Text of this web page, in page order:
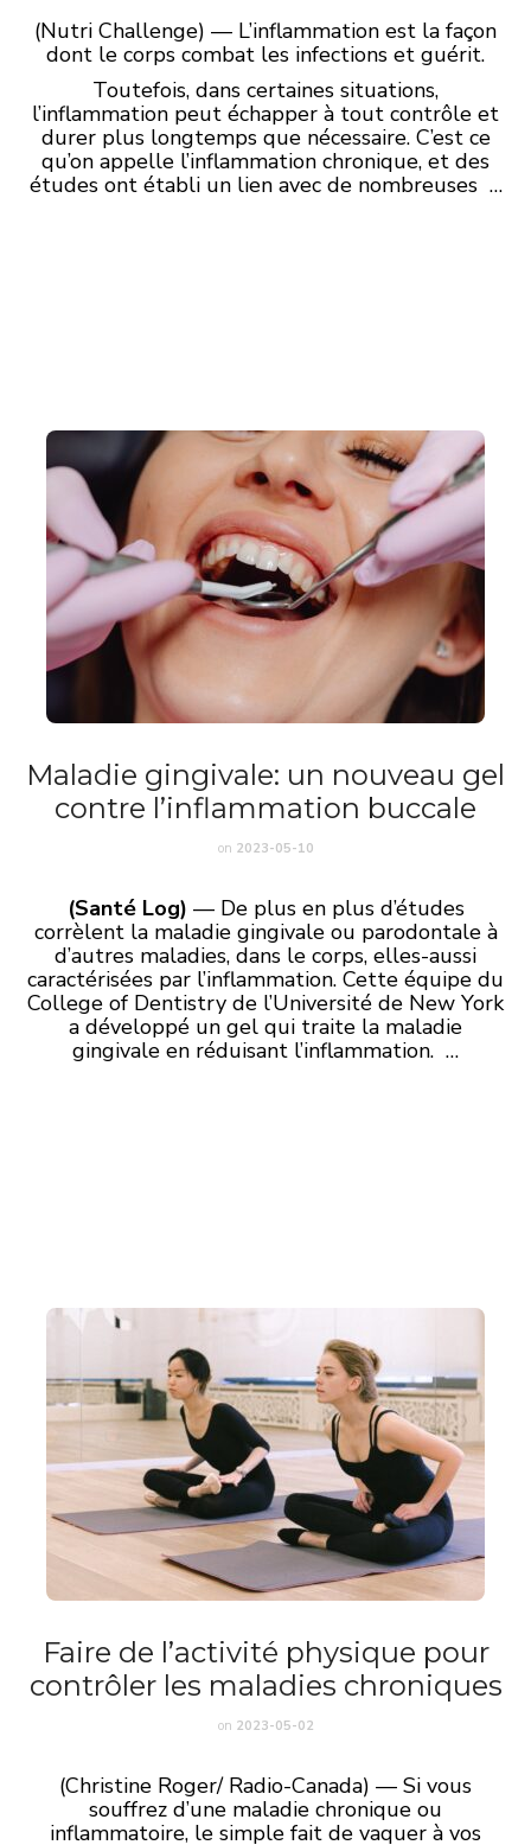
(Nutri Challenge) — L’inflammation est la façon
dont le corps combat les infections et guérit.
Toutefois, dans certaines situations,
l’inflammation peut échapper à tout contrôle et
durer plus longtemps que nécessaire. C’est ce
qu’on appelle l’inflammation chronique, et des
études ont établi un lien avec de nombreuses …
Maladie gingivale: un nouveau gel
contre l’inflammation buccale
on 2023-05-10
(Santé Log) — De plus en plus d’études
corrèlent la maladie gingivale ou parodontale à
d’autres maladies, dans le corps, elles-aussi
caractérisées par l’inflammation. Cette équipe du
College of Dentistry de l’Université de New York
a développé un gel qui traite la maladie
gingivale en réduisant l’inflammation. …
Faire de l’activité physique pour
contrôler les maladies chroniques
on 2023-05-02
(Christine Roger/ Radio-Canada) — Si vous
souffrez d’une maladie chronique ou
inflammatoire, le simple fait de vaquer à vos